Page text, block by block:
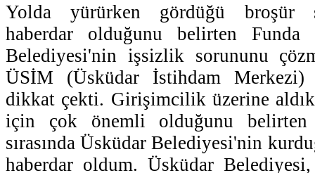
Yolda yürürken gördüğü broşür
haberdar olduğunu belirten Funda
Belediyesi'nin işsizlik sorununu
ÜSİM (Üsküdar İstihdam Merkezi)
dikkat çekti. Girişimcilik üzerine
için çok önemli olduğunu belirten
sırasında Üsküdar Belediyesi'nin
haberdar oldum. Üsküdar